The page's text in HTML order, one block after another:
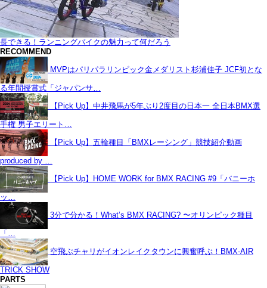
長できる！ランニングバイクの魅力って何だろう
RECOMMEND
MVPはパリパラリンピック金メダリスト杉浦佳子 JCF初とな
る年間授賞式「ジャパンサ…
【Pick Up】中井飛馬が5年ぶり2度目の日本一 全日本BMX選
手権 男子エリート…
【Pick Up】五輪種目「BMXレーシング」競技紹介動画
produced by …
【Pick Up】HOME WORK for BMX RACING #9「バニーホ
ッ…
3分で分かる！What’s BMX RACING? 〜オリンピック種目
「…
空飛ぶチャリがイオンレイクタウンに興奮呼ぶ！BMX-AIR
TRICK SHOW
PARTS